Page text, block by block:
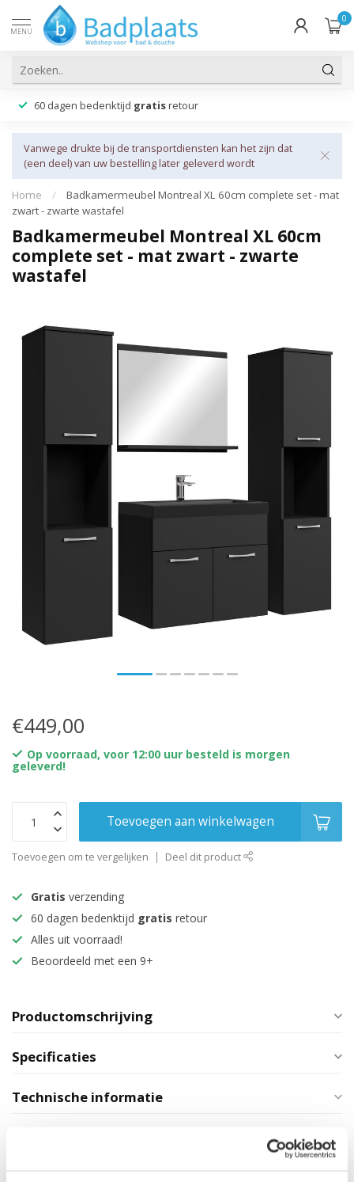
MENU
0
60 dagen bedenktijd gratis retour
Vanwege drukte bij de transportdiensten kan het zijn dat
(een deel) van uw bestelling later geleverd wordt
Home /
Badkamermeubel Montreal XL 60cm complete set - mat
zwart - zwarte wastafel
Badkamermeubel Montreal XL 60cm
complete set - mat zwart - zwarte
wastafel
€449,00
Op voorraad, voor 12:00 uur besteld is morgen
geleverd!
Toevoegen aan winkelwagen
Toevoegen om te vergelijken Deel dit product
Gratis verzending
60 dagen bedenktijd gratis retour
Alles uit voorraad!
Beoordeeld met een 9+
Productomschrijving
Specificaties
Technische informatie